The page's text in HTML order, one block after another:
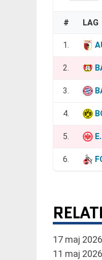
# LAG
1.
2.
3.
4.
5.
6.
17 maj 2026
11 maj 2026